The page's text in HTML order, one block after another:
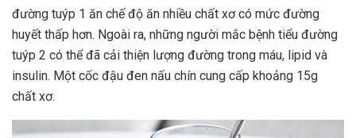
đường tuýp 1 ăn chế độ ăn nhiều chất xơ có mức đường
huyết thấp hơn. Ngoài ra, những người mắc bệnh tiểu đường
tuýp 2 có thể đã cải thiện lượng đường trong máu, lipid và
insulin. Một cốc đậu đen nấu chín cung cấp khoảng 15g
chất xơ.